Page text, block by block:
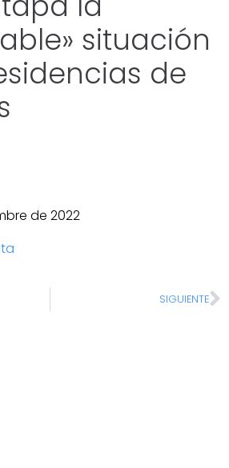
situación
de
de 2022
SIGUIENTE